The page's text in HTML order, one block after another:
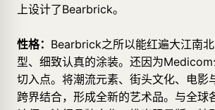
上设计了Bearbrick。
性格： Bearbrick之所以能红遍大江南
型、细致认真的涂装。还因为
切入点。将潮流元素、街头文化、电
跨界结合，形成全新的艺术品。与全球